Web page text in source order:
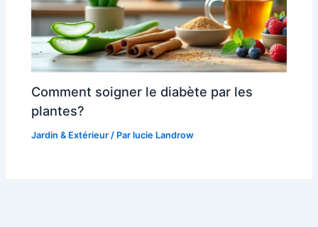
Comment soigner le diabète par les
plantes?
Jardin & Extérieur / Parlucie Landrow